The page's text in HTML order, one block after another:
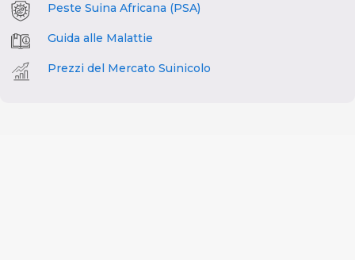
Peste Suina Africana (PSA)
Guida alle Malattie
Prezzi del Mercato Suinicolo